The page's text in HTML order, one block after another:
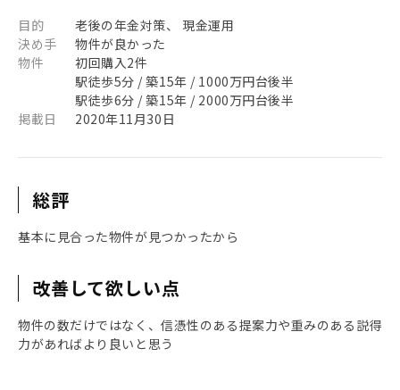
目的
老後の年金対策、 現金運用
決め手
物件が良かった
物件
初回購入2件
駅徒歩5分 / 築15年 / 1000万円台後半
駅徒歩6分 / 築15年 / 2000万円台後半
掲載日
2020年11月30日
総評
基本に見合った物件が見つかったから
改善して欲しい点
物件の数だけではなく、信憑性のある提案力や重みのある説得
力があればより良いと思う